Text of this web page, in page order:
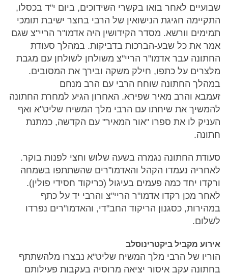
שבועיים לאחר בואו בקשרי השידוכים, ביום י"ד בכסלו,
התקיימה חגיגת הנישואין של הרבי בחצר ישיבת תומכי
תמימים וורשא. מסדר הקידושין היה אדמו"ר הריי"צ שגם
אמר את כל שבע-הברכות בדביקות. במהלך סעודת
החתונה עבר אדמו"ר הריי"צ משולחן לשולחן עם מגבת
מלצרים על כתפו, חילק משקה ובירך את המסובים.
במהלך החתונה שוחח הרבי עם הרב מנחם
זעמבא והרב מאיר שפירא. האחרון הגיע למחרת החתונה
להמשיך את שיחתו עם הרבי מלך המשיח שליט"א ואף
העניק לו את ספרו "אור המאיר" עם הקדשה, כמתנת
חתונה.
סעודת החתונה נגמרה בשעה שלוש וחצי לפנות בוקר.
לאחריה נעמדו הקהל והאדמו"רים שהשתתפו בשמחה
ורקדו יחד כמה פעמים בעיגול (כריקוד חסידי פולין).
לאחר מכן רקדו אדמו"ר הריי"צ והרבי יד על כתף
במהירות, כסגנון הריקוד החב"די, והאדמו"רים נפרדו
לשלום.
אירוע מקביל ביקטרינוסלב
הוריו של הרבי מלך המשיח שליט"א נבצרו מלהשתתף
בחתונה עקב איסור יציאה מרוסיה בעקבות פעילותם